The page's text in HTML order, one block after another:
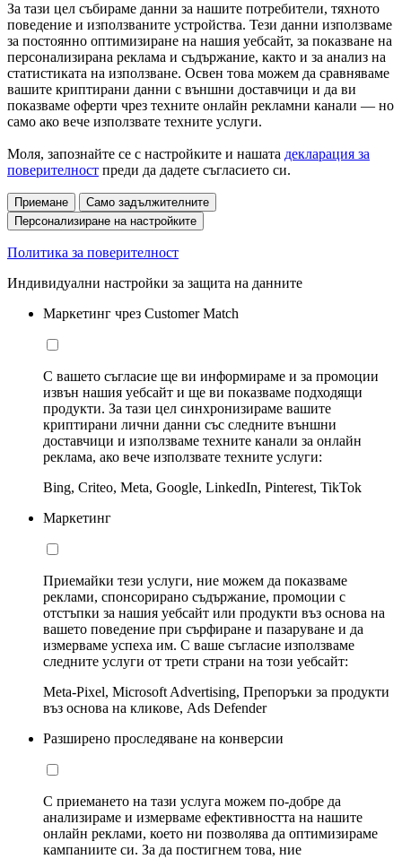
За тази цел събираме данни за нашите потребители, тяхното
поведение и използваните устройства. Тези данни използваме
за постоянно оптимизиране на нашия уебсайт, за показване на
персонализирана реклама и съдържание, както и за анализ на
статистиката на използване. Освен това можем да сравняваме
вашите криптирани данни с външни доставчици и да ви
показваме оферти чрез техните онлайн рекламни канали — но
само ако вече използвате техните услуги.
Моля, запознайте се с настройките и нашата декларация за
поверителност преди да дадете съгласието си.
Приемане
Само задължителните
Персонализиране на настройките
Политика за поверителност
Индивидуални настройки за защита на данните
Маркетинг чрез Customer Match
С вашето съгласие ще ви информираме и за промоции
извън нашия уебсайт и ще ви показваме подходящи
продукти. За тази цел синхронизираме вашите
криптирани лични данни със следните външни
доставчици и използваме техните канали за онлайн
реклама, ако вече използвате техните услуги:
Bing, Criteo, Meta, Google, LinkedIn, Pinterest, TikTok
Маркетинг
Приемайки тези услуги, ние можем да показваме
реклами, спонсорирано съдържание, промоции с
отстъпки за нашия уебсайт или продукти въз основа на
вашето поведение при сърфиране и пазаруване и да
измерваме успеха им. С ваше съгласие използваме
следните услуги от трети страни на този уебсайт:
Meta-Pixel, Microsoft Advertising, Препоръки за продукти
въз основа на кликове, Ads Defender
Разширено проследяване на конверсии
С приемането на тази услуга можем по-добре да
анализираме и измерваме ефективността на нашите
онлайн реклами, което ни позволява да оптимизираме
кампаниите си. За да постигнем това, ние